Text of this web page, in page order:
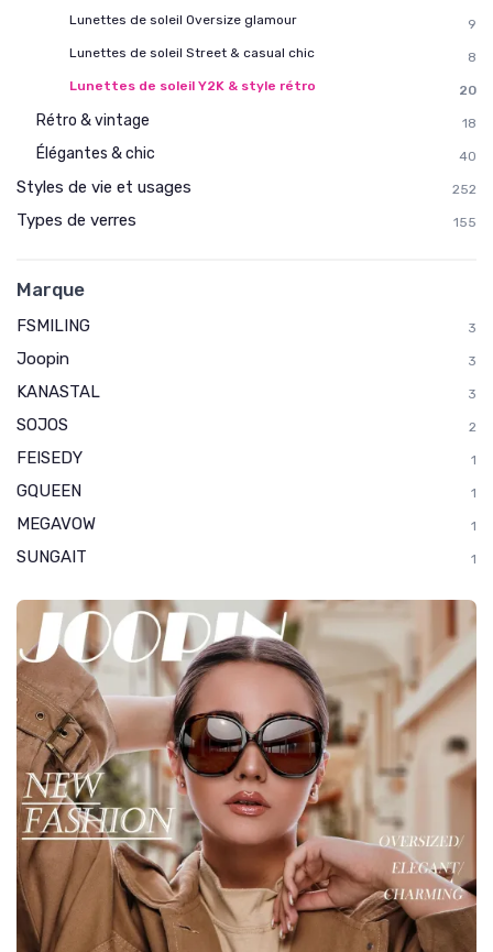
Lunettes de soleil Oversize glamour
9
Lunettes de soleil Street & casual chic
8
Lunettes de soleil Y2K & style rétro
20
Rétro & vintage 18
Élégantes & chic 40
Styles de vie et usages 252
Types de verres 155
Marque
FSMILING 3
Joopin 3
KANASTAL 3
SOJOS 2
FEISEDY 1
GQUEEN 1
MEGAVOW 1
SUNGAIT 1